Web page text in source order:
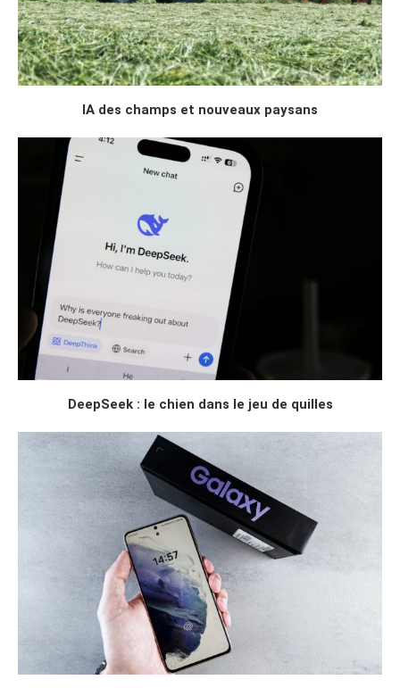
IA des champs et nouveaux paysans
DeepSeek : le chien dans le jeu de quilles